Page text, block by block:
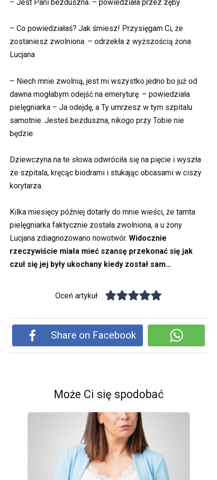
– Jest Pani bezduszna. – powiedziała przez zęby
– Co powiedziałaś? Jak śmiesz! Przysięgam Ci, że
zostaniesz zwolniona. – odrzekła z wyższością żona
Lucjana
– Niech mnie zwolnią, jest mi wszystko jedno bo już od
dawna mogłabym odejść na emeryturę. – powiedziała
pielęgniarka – Ja odejdę, a Ty umrzesz w tym szpitalu
samotnie. Jesteś bezduszna, nikogo przy Tobie nie
będzie.
Dziewczyna na te słowa odwróciła się na pięcie i wyszła
ze szpitala, kręcąc biodrami i stukając obcasami w ciszy
korytarza.
Kilka miesięcy później dotarły do mnie wieści, że tamta
pielęgniarka faktycznie została zwolniona, a u żony
Lucjana zdiagnozowano nowotwór. Widocznie
rzeczywiście miała mieć szansę przekonać się jak
czuł się jej były ukochany kiedy został sam…
Oceń artykuł
Share on Facebook
Może Ci się spodobać